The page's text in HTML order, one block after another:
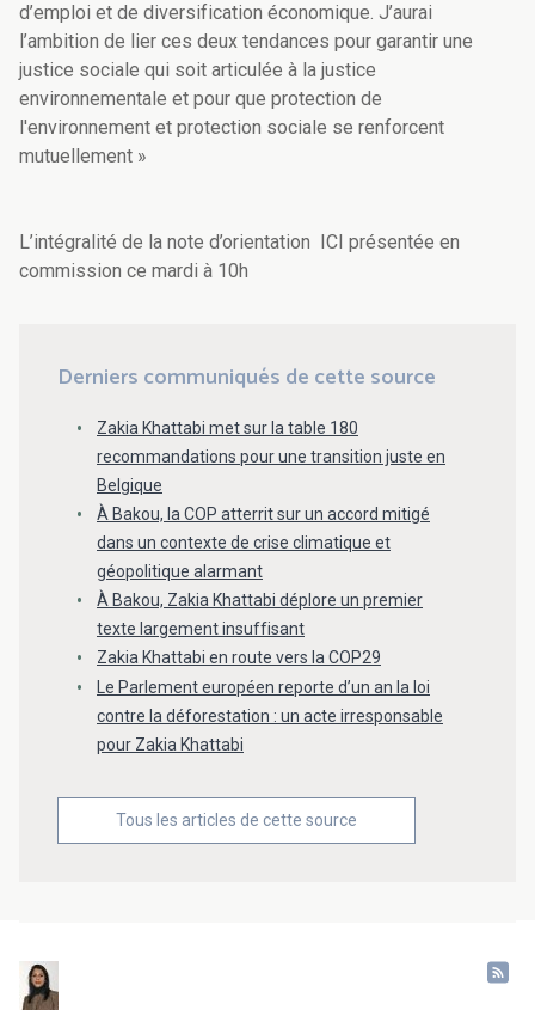
d’emploi et de diversification économique. J’aurai
l’ambition de lier ces deux tendances pour garantir une
justice sociale qui soit articulée à la justice
environnementale et pour que protection de
l'environnement et protection sociale se renforcent
mutuellement »
L’intégralité de la note d’orientation ICI présentée en
commission ce mardi à 10h
Derniers communiqués de cette source
Zakia Khattabi met sur la table 180
recommandations pour une transition juste en
Belgique
À Bakou, la COP atterrit sur un accord mitigé
dans un contexte de crise climatique et
géopolitique alarmant
À Bakou, Zakia Khattabi déplore un premier
texte largement insuffisant
Zakia Khattabi en route vers la COP29
Le Parlement européen reporte d’un an la loi
contre la déforestation : un acte irresponsable
pour Zakia Khattabi
Tous les articles de cette source